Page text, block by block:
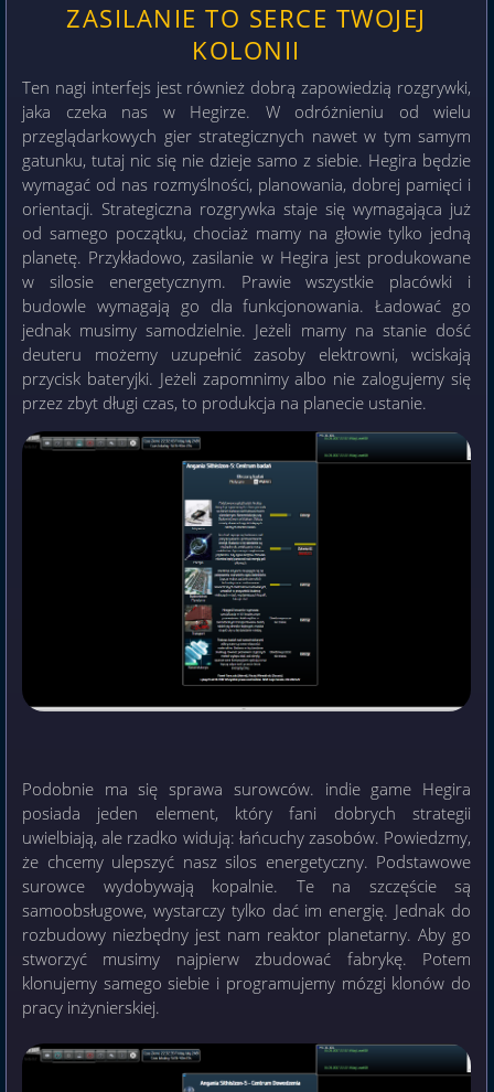
ZASILANIE TO SERCE TWOJEJ
KOLONII
Ten nagi interfejs jest również dobrą zapowiedzią rozgrywki,
jaka czeka nas w Hegirze. W odróżnieniu od wielu
przeglądarkowych gier strategicznych nawet w tym samym
gatunku, tutaj nic się nie dzieje samo z siebie. Hegira będzie
wymagać od nas rozmyślności, planowania, dobrej pamięci i
orientacji. Strategiczna rozgrywka staje się wymagająca już
od samego początku, chociaż mamy na głowie tylko jedną
planetę. Przykładowo, zasilanie w Hegira jest produkowane
w silosie energetycznym. Prawie wszystkie placówki i
budowle wymagają go dla funkcjonowania. Ładować go
jednak musimy samodzielnie. Jeżeli mamy na stanie dość
deuteru możemy uzupełnić zasoby elektrowni, wciskają
przycisk bateryjki. Jeżeli zapomnimy albo nie zalogujemy się
przez zbyt długi czas, to produkcja na planecie ustanie.
Podobnie ma się sprawa surowców. indie game Hegira
posiada jeden element, który fani dobrych strategii
uwielbiają, ale rzadko widują: łańcuchy zasobów. Powiedzmy,
że chcemy ulepszyć nasz silos energetyczny. Podstawowe
surowce wydobywają kopalnie. Te na szczęście są
samoobsługowe, wystarczy tylko dać im energię. Jednak do
rozbudowy niezbędny jest nam reaktor planetarny. Aby go
stworzyć musimy najpierw zbudować fabrykę. Potem
klonujemy samego siebie i programujemy mózgi klonów do
pracy inżynierskiej.